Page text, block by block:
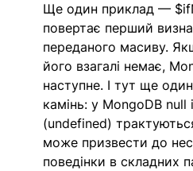
Ще один приклад —
повертає перший
переданого масиву.
його взагалі немає,
наступне. І тут ще
камінь: у MongoDB null
(undefined)
може призвести до
поведінки в складних